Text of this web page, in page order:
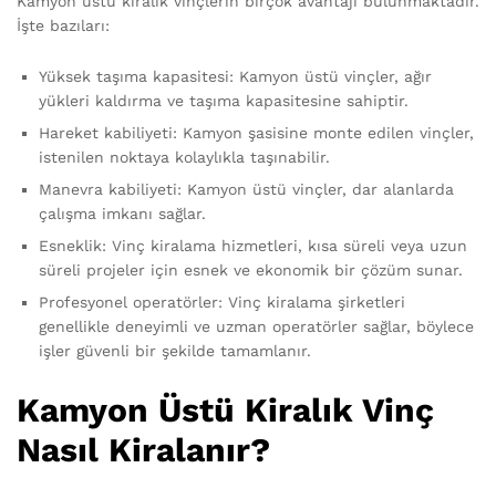
İşte bazıları:
Yüksek taşıma kapasitesi: Kamyon üstü vinçler, ağır
yükleri kaldırma ve taşıma kapasitesine sahiptir.
Hareket kabiliyeti: Kamyon şasisine monte edilen vinçler,
istenilen noktaya kolaylıkla taşınabilir.
Manevra kabiliyeti: Kamyon üstü vinçler, dar alanlarda
çalışma imkanı sağlar.
Esneklik: Vinç kiralama hizmetleri, kısa süreli veya uzun
süreli projeler için esnek ve ekonomik bir çözüm sunar.
Profesyonel operatörler: Vinç kiralama şirketleri
genellikle deneyimli ve uzman operatörler sağlar, böylece
işler güvenli bir şekilde tamamlanır.
Kamyon Üstü Kiralık Vinç
Nasıl Kiralanır?